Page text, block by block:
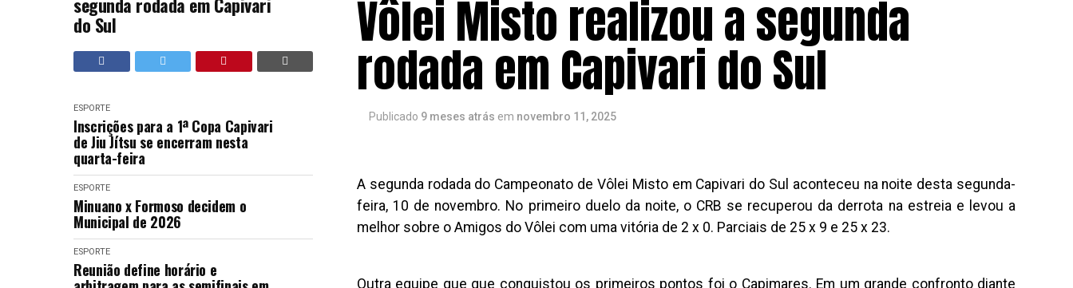
segunda rodada em Capivari
do Sul
ESPORTE
Inscrições para a 1ª Copa Capivari
de Jiu Jítsu se encerram nesta
quarta-feira
ESPORTE
Minuano x Formoso decidem o
Municipal de 2026
ESPORTE
Reunião define horário e
Vôlei Misto realizou a segunda
rodada em Capivari do Sul
Publicado 9 meses atrás em novembro 11, 2025
A segunda rodada do Campeonato de Vôlei Misto em Capivari do Sul aconteceu na noite desta segunda-
feira, 10 de novembro. No primeiro duelo da noite, o CRB se recuperou da derrota na estreia e levou a
melhor sobre o Amigos do Vôlei com uma vitória de 2 x 0. Parciais de 25 x 9 e 25 x 23.
Outra equipe que que conquistou os primeiros pontos foi o Capimares. Em um grande confronto diante